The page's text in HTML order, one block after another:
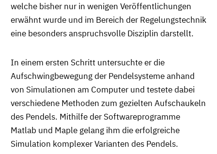
welche bisher nur in wenigen Veröffentlichungen
erwähnt wurde und im Bereich der Regelungstechnik
eine besonders anspruchsvolle Disziplin darstellt.
In einem ersten Schritt untersuchte er die
Aufschwingbewegung der Pendelsysteme anhand
von Simulationen am Computer und testete dabei
verschiedene Methoden zum gezielten Aufschaukeln
des Pendels. Mithilfe der Softwareprogramme
Matlab und Maple gelang ihm die erfolgreiche
Simulation komplexer Varianten des Pendels.